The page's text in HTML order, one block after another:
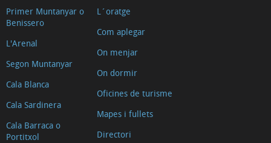
Primer Muntanyar o
Benissero
L'Arenal
Segon Muntanyar
Cala Blanca
Cala Sardinera
Cala Barraca o
Portitxol
L´oratge
Com aplegar
On menjar
On dormir
Oficines de turisme
Mapes i fullets
Directori